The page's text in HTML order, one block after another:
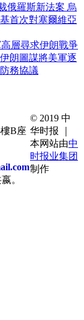
俄羅斯新法案 烏
首次對塞爾維亞
層尋求伊朗戰爭
朗圖謀將美軍逐
務協議
B座
。
© 2019 中
华时报 ｜
本网站由中
时报业集团
制作